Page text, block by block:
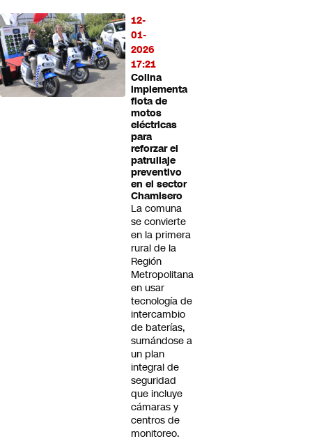
12-
01-
2026
17:21
Colina
implementa
flota de
motos
eléctricas
para
reforzar el
patrullaje
preventivo
en el sector
Chamisero
La comuna
se convierte
en la primera
rural de la
Región
Metropolitana
en usar
tecnología de
intercambio
de baterías,
sumándose a
un plan
integral de
seguridad
que incluye
cámaras y
centros de
monitoreo.